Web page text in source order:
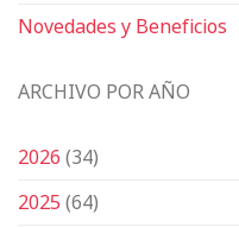
Novedades y Beneficios
ARCHIVO POR AÑO
2026(34)
2025(64)